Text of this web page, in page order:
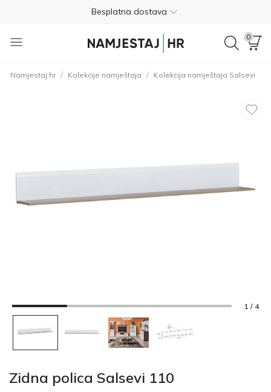
Besplatna dostava
Nije potrebno plaćanje unaprijed
01 8000 383
Besplatan povrat unutar 365 dana
01 8000 383
0
Namjestaj.hr / Kolekcije namještaja / Kolekcija namještaja Salsevi
1 / 4
Zidna polica Salsevi 110